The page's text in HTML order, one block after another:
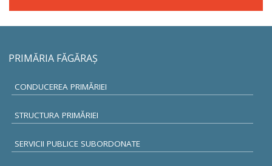
PRIMĂRIA FĂGĂRAŞ
CONDUCEREA PRIMĂRIEI
STRUCTURA PRIMĂRIEI
SERVICII PUBLICE SUBORDONATE